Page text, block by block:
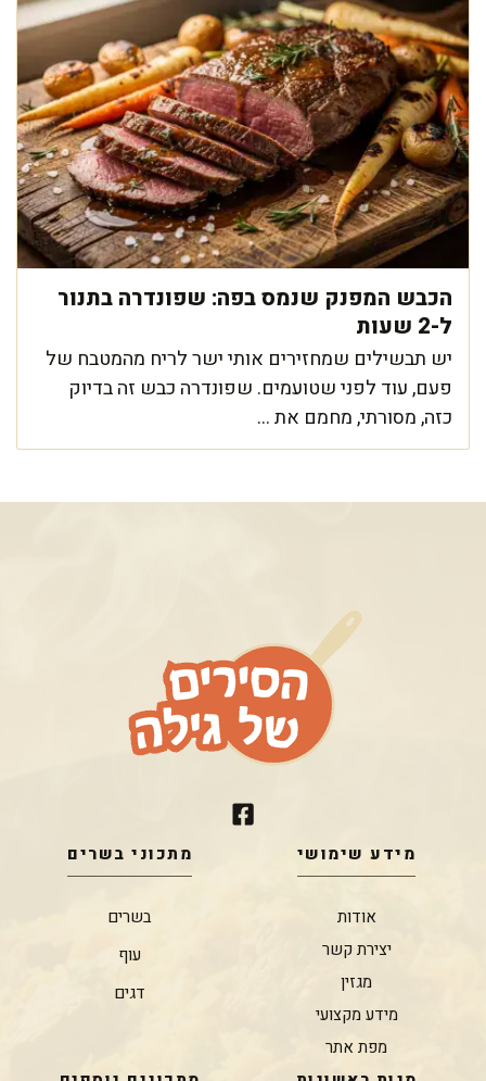
הכבש המפנק שנמס בפה: שפונדרה בתנור
ל-2 שעות
יש תבשילים שמחזירים אותי ישר לריח מהמטבח של
פעם, עוד לפני שטועמים. שפונדרה כבש זה בדיוק
כזה, מסורתי, מחמם את ...
מידע שימושי
אודות
יצירת קשר
מגזין
מידע מקצועי
מפת אתר
מתכוני בשרים
בשרים
עוף
דגים